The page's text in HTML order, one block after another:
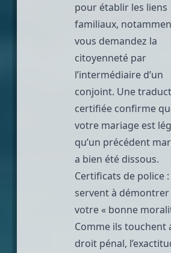
pour établir les liens
familiaux,
vous demandez la
citoyenneté par
l’intermédiaire d’un
conjoint. Une
certifiée confirme
votre mariage est
qu’un précédent
a bien été dissous.
Certificats de police :
servent à démontrer
votre « bonne
Comme ils touchent
droit pénal,